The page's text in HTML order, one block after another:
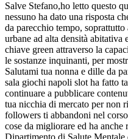
Salve Stefano,ho letto questo
nessuno ha dato una risposta
da parecchio tempo,
urbane ad alta densità abitativa
chiave green attraverso la
le sostanze inquinanti, per
Salutami tua nonna e dille da
sala giochi napoli slot ha fatto
continuare a pubblicare
tua nicchia di mercato per non
followers ti abbandoni nel
cose da migliorare ed ha anche